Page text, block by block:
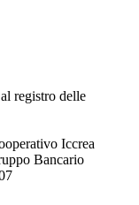
registro delle
Iccrea
Bancario